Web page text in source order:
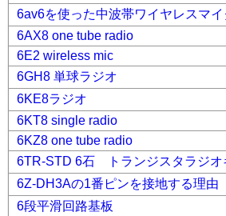
6av6を使った中波帯ワイヤレスマ
6AX8 one tube radio
6E2 wireless mic
6GH8 単球ラジオ
6KE8ラジオ
6KT8 single radio
6KZ8 one tube radio
6TR-STD 6石 トランジスタラジオ
6Z-DH3Aの1番ピンを接地する理由
6段平滑回路基板